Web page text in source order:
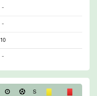
-
-
10
-
S